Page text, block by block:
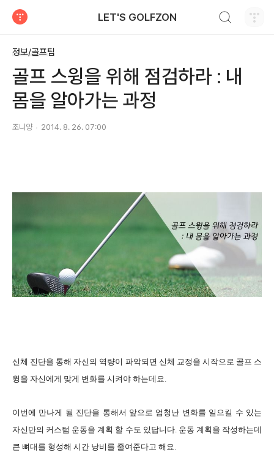
LET'S GOLFZON
정보/골프팁
골프 스윙을 위해 점검하라 : 내
몸을 알아가는 과정
조니양 2014. 8. 26. 07:00
신체 진단을 통해 자신의 역량이 파악되면 신체 교정을 시작으로 골프 스
윙을 자신에게 맞게 변화를 시켜야 하는데요.
이번에 만나게 될 진단을 통해서 앞으로 엄청난 변화를 일으킬 수 있는
자신만의 커스텀 운동을 계획 할 수도 있답니다. 운동 계획을 작성하는데
큰 뼈대를 형성해 시간 낭비를 줄여준다고 해요.